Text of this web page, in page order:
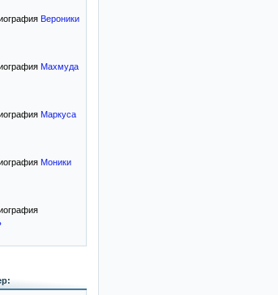
Вероники
Махмуда
Маркуса
Моники